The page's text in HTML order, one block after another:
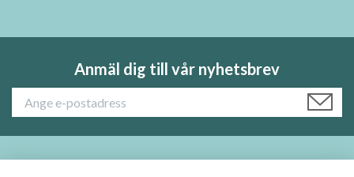
Anmäl dig till vår nyhetsbrev